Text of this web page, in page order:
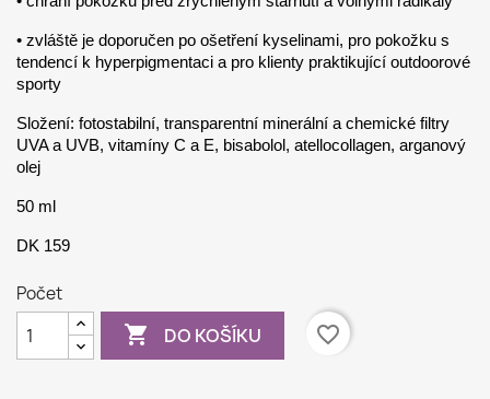
• zvláště je doporučen po ošetření kyselinami, pro pokožku s
tendencí k hyperpigmentaci a pro klienty praktikující outdoorové
sporty
Složení: fotostabilní, transparentní minerální a chemické filtry
UVA a UVB, vitamíny C a E, bisabolol, atellocollagen, arganový
olej
50 ml
DK 159
Počet
 DO KOŠÍKU favorite_border